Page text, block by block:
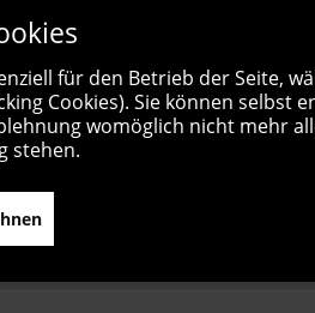
für den Betrieb der Seite,
Cookies). Sie können selbst
womöglich nicht mehr
stehen.